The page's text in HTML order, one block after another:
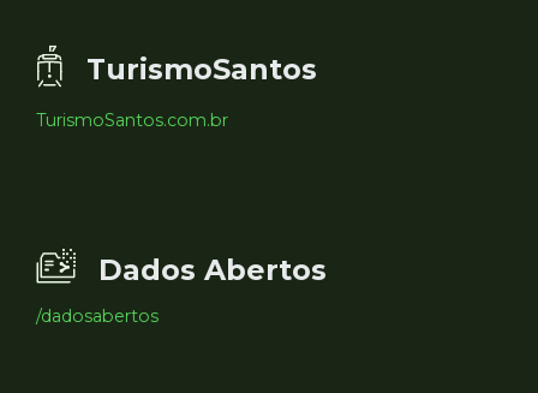
TurismoSantos
TurismoSantos.com.br
Dados Abertos
/dadosabertos